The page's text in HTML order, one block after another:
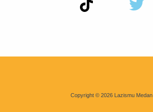
Copyright © 2026 Lazismu Medan